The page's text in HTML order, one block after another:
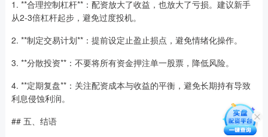
1. **合理控制杠杆**：配资放大了收益，也放大了亏损。建议新手
从2-3倍杠杆起步，避免过度投机。
2. **制定交易计划**：提前设定止盈止损点，避免情绪化操作。
3. **分散投资**：不要将所有资金押注单一股票，降低风险。
4. **定期复盘**：关注配资成本与收益的平衡，避免长期持有导致
利息侵蚀利润。
## 五、结语